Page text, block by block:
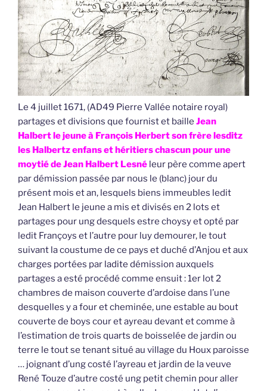
Le 4 juillet 1671, (AD49 Pierre Vallée notaire royal)
partages et divisions que fournist et baille Jean
Halbert le jeune à François Herbert son frère lesditz
les Halbertz enfans et héritiers chascun pour une
moytié de Jean Halbert Lesné leur père comme apert
par démission passée par nous le (blanc) jour du
présent mois et an, lesquels biens immeubles ledit
Jean Halbert le jeune a mis et divisés en 2 lots et
partages pour ung desquels estre choysy et opté par
ledit Françoys et l’autre pour luy demourer, le tout
suivant la coustume de ce pays et duché d’Anjou et aux
charges portées par ladite démission auxquels
partages a esté procédé comme ensuit : 1er lot 2
chambres de maison couverte d’ardoise dans l’une
desquelles y a four et cheminée, une estable au bout
couverte de boys cour et ayreau devant et comme à
l’estimation de trois quarts de boisselée de jardin ou
terre le tout se tenant situé au village du Houx paroisse
… joignant d’ung costé l’ayreau et jardin de la veuve
René Touze d’autre costé ung petit chemin pour aller